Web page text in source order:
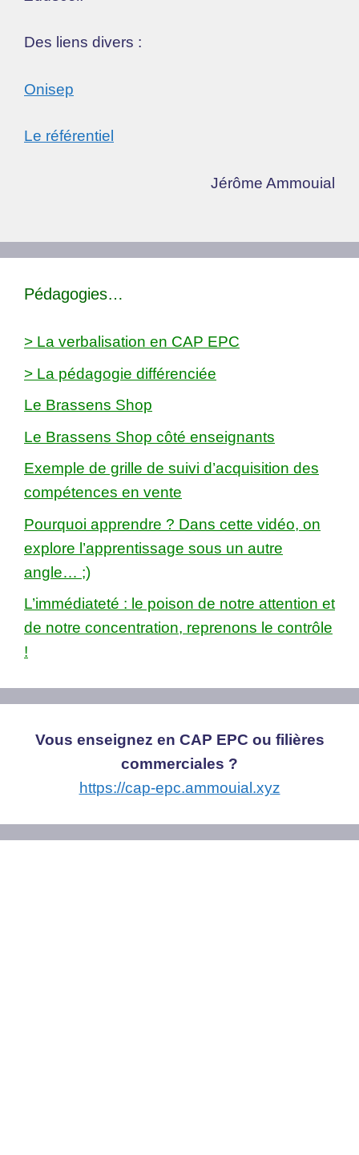
Des liens divers :
Onisep
Le référentiel
Jérôme Ammouial
Pédagogies…
> La verbalisation en CAP EPC
> La pédagogie différenciée
Le Brassens Shop
Le Brassens Shop côté enseignants
Exemple de grille de suivi d’acquisition des
compétences en vente
Pourquoi apprendre ? Dans cette vidéo, on
explore l’apprentissage sous un autre
angle… ;)
L’immédiateté : le poison de notre attention et
de notre concentration, reprenons le contrôle
!
Vous enseignez en CAP EPC ou filières
commerciales ?
https://cap-epc.ammouial.xyz